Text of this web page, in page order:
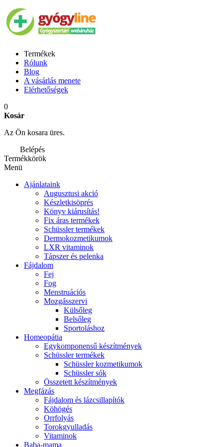
Termékek
Rólunk
Blog
A vásárlás menete
Elérhetőségek
0
Kosár
Az Ön kosara üres.
Belépés
Termékkörök
Menü
Ajánlataink
Augusztusi akció
Készletkisöprés
Könyv kiárusítás!
Fix áras termékek
Schüssler termékek
Dermokozmetikumok
LXR vitaminok
Tápszer és pelenka
Fájdalom
Fej
Fog
Menstruációs
Mozgásszervi
Külsőleg
Belsőleg
Sportoláshoz
Homeopátia
Egykomponensű készítmények
Schüssler termékek
Schüssler kozmetikumok
Schüssler sók
Összetett készítmények
Megfázás
Fájdalom és lázcsillapítók
Köhögés
Orrfolyás
Torokgyulladás
Vitaminok
Baba-mama